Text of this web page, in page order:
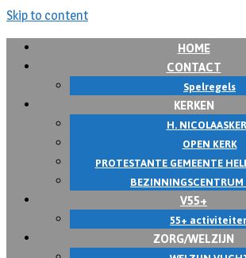
Skip to content
HOME
CONTACT
Spelregels
KERKEN
H.
OPEN KERK
PROTESTANTE GEMEENTE
V55+
55+
ZORG/WELZIJN